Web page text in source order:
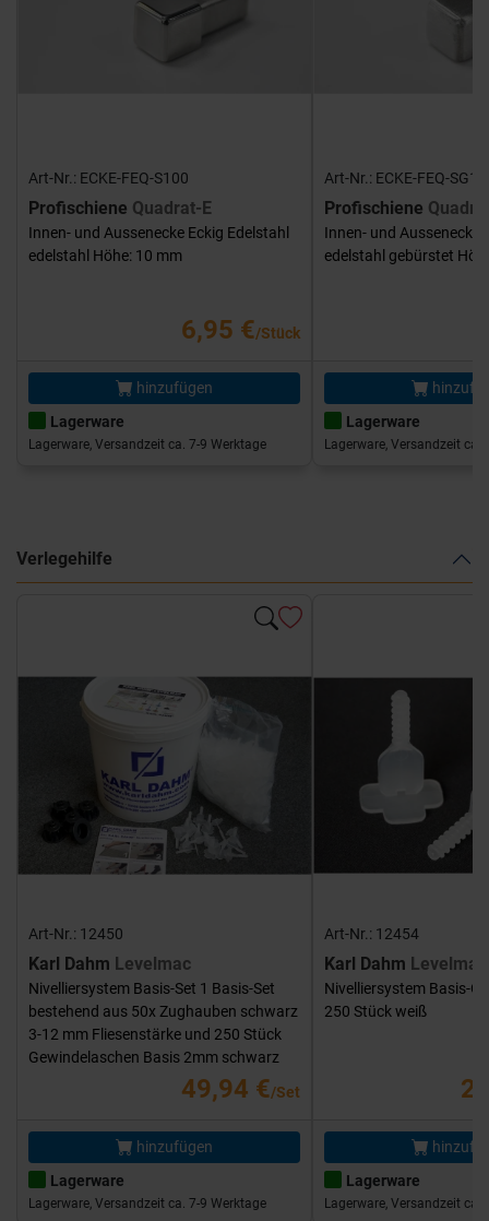
Art-Nr.: ECKE-FEQ-S100
Profischiene Quadrat-E
Innen- und Aussenecke Eckig Edelstahl
edelstahl Höhe: 10 mm
6,95 €/Stück
hinzufügen
Lagerware
Lagerware, Versandzeit ca. 7-9 Werktage
Art-Nr.: ECKE-FEQ-
Profischiene
Innen- und Aussenecke
edelstahl gebürstet
Lagerware
Lagerware, Versandzeit ca.
Verlegehilfe
Art-Nr.: 12450
Karl Dahm Levelmac
Nivelliersystem Basis-Set 1 Basis-Set
bestehend aus 50x Zughauben schwarz
3-12 mm Fliesenstärke und 250 Stück
Gewindelaschen Basis 2mm schwarz
49,94 €/Set
hinzufügen
Lagerware
Lagerware, Versandzeit ca. 7-9 Werktage
Art-Nr.: 12454
Karl Dahm Levelmac
Nivelliersystem Basis-
250 Stück weiß
Lagerware
Lagerware, Versandzeit ca.